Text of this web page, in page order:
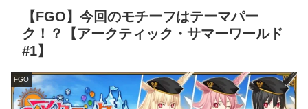
【FGO】今回のモチーフはテーマパー
ク！？【アークティック・サマーワールド
#1】
FGO